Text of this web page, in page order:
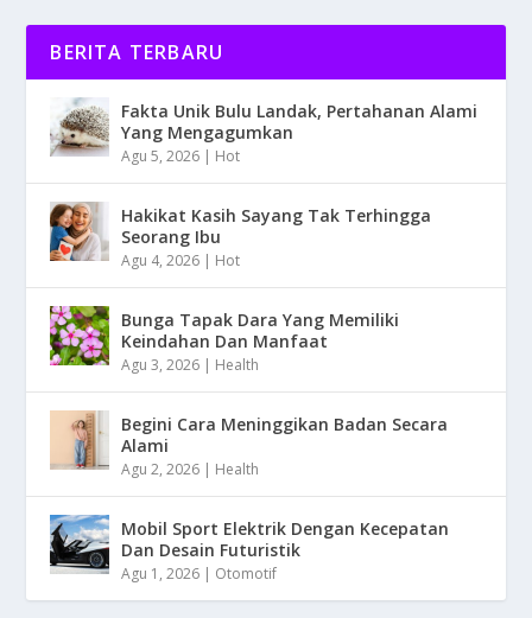
BERITA TERBARU
Fakta Unik Bulu Landak, Pertahanan Alami
Yang Mengagumkan
Agu 5, 2026 | Hot
Hakikat Kasih Sayang Tak Terhingga
Seorang Ibu
Agu 4, 2026 | Hot
Bunga Tapak Dara Yang Memiliki
Keindahan Dan Manfaat
Agu 3, 2026 | Health
Begini Cara Meninggikan Badan Secara
Alami
Agu 2, 2026 | Health
Mobil Sport Elektrik Dengan Kecepatan
Dan Desain Futuristik
Agu 1, 2026 | Otomotif